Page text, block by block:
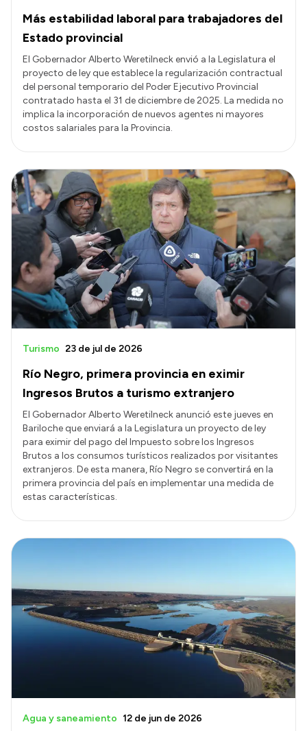
Más estabilidad laboral para trabajadores del
Estado provincial
El Gobernador Alberto Weretilneck envió a la Legislatura el
proyecto de ley que establece la regularización contractual
del personal temporario del Poder Ejecutivo Provincial
contratado hasta el 31 de diciembre de 2025. La medida no
implica la incorporación de nuevos agentes ni mayores
costos salariales para la Provincia.
Río Negro, primera provincia en eximir
Ingresos Brutos a turismo extranjero
Turismo 23 de jul de 2026
El Gobernador Alberto Weretilneck anunció este jueves en
Bariloche que enviará a la Legislatura un proyecto de ley
para eximir del pago del Impuesto sobre los Ingresos
Brutos a los consumos turísticos realizados por visitantes
extranjeros. De esta manera, Río Negro se convertirá en la
primera provincia del país en implementar una medida de
estas características.
Agua y saneamiento 12 de jun de 2026